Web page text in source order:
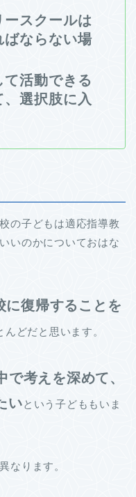
スクールは
ばならない場
活動できる
選択肢に入
の子どもは適応指導教
いのかについておはな
に復帰することを
んどだと思います。
で考えを深めて、
いという子どももいま
なります。